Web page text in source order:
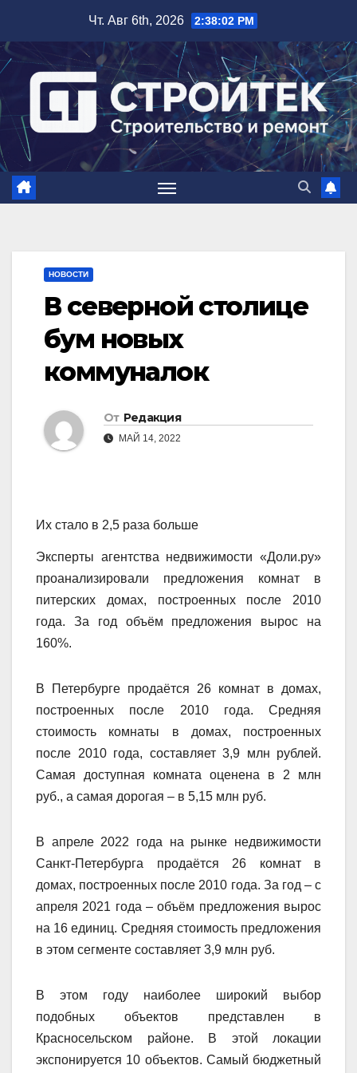
содержимому
Чт. Авг 6th, 2026 2:38:02 PM
НОВОСТИ
В северной столице
бум новых
коммуналок
От Редакция
МАЙ 14, 2022
Их стало в 2,5 раза больше
Эксперты агентства недвижимости «Доли.ру»
проанализировали предложения комнат в
питерских домах, построенных после 2010
года. За год объём предложения вырос на
160%.
В Петербурге продаётся 26 комнат в домах,
построенных после 2010 года. Средняя
стоимость комнаты в домах, построенных
после 2010 года, составляет 3,9 млн рублей.
Самая доступная комната оценена в 2 млн
руб., а самая дорогая – в 5,15 млн руб.
В апреле 2022 года на рынке недвижимости
Санкт-Петербурга продаётся 26 комнат в
домах, построенных после 2010 года. За год – с
апреля 2021 года – объём предложения вырос
на 16 единиц. Средняя стоимость предложения
в этом сегменте составляет 3,9 млн руб.
В этом году наиболее широкий выбор
подобных объектов представлен в
Красносельском районе. В этой локации
экспонируется 10 объектов. Самый бюджетный